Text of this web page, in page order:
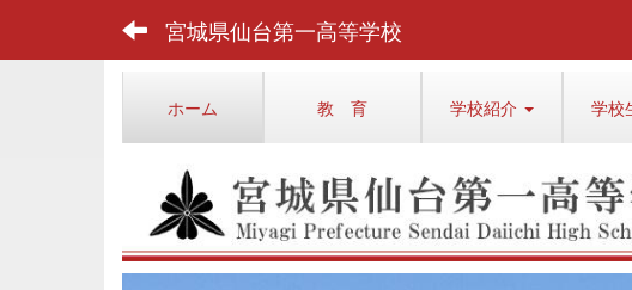
宮城県仙台第一高等学校
ホーム 教 育 学校紹介 学校